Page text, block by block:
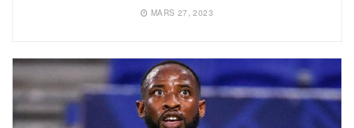
MARS 27, 2023